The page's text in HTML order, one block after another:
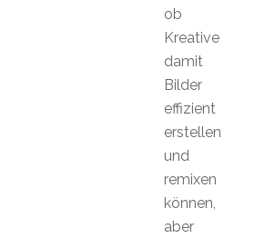
ob
Kreative
damit
Bilder
effizient
erstellen
und
remixen
können,
aber